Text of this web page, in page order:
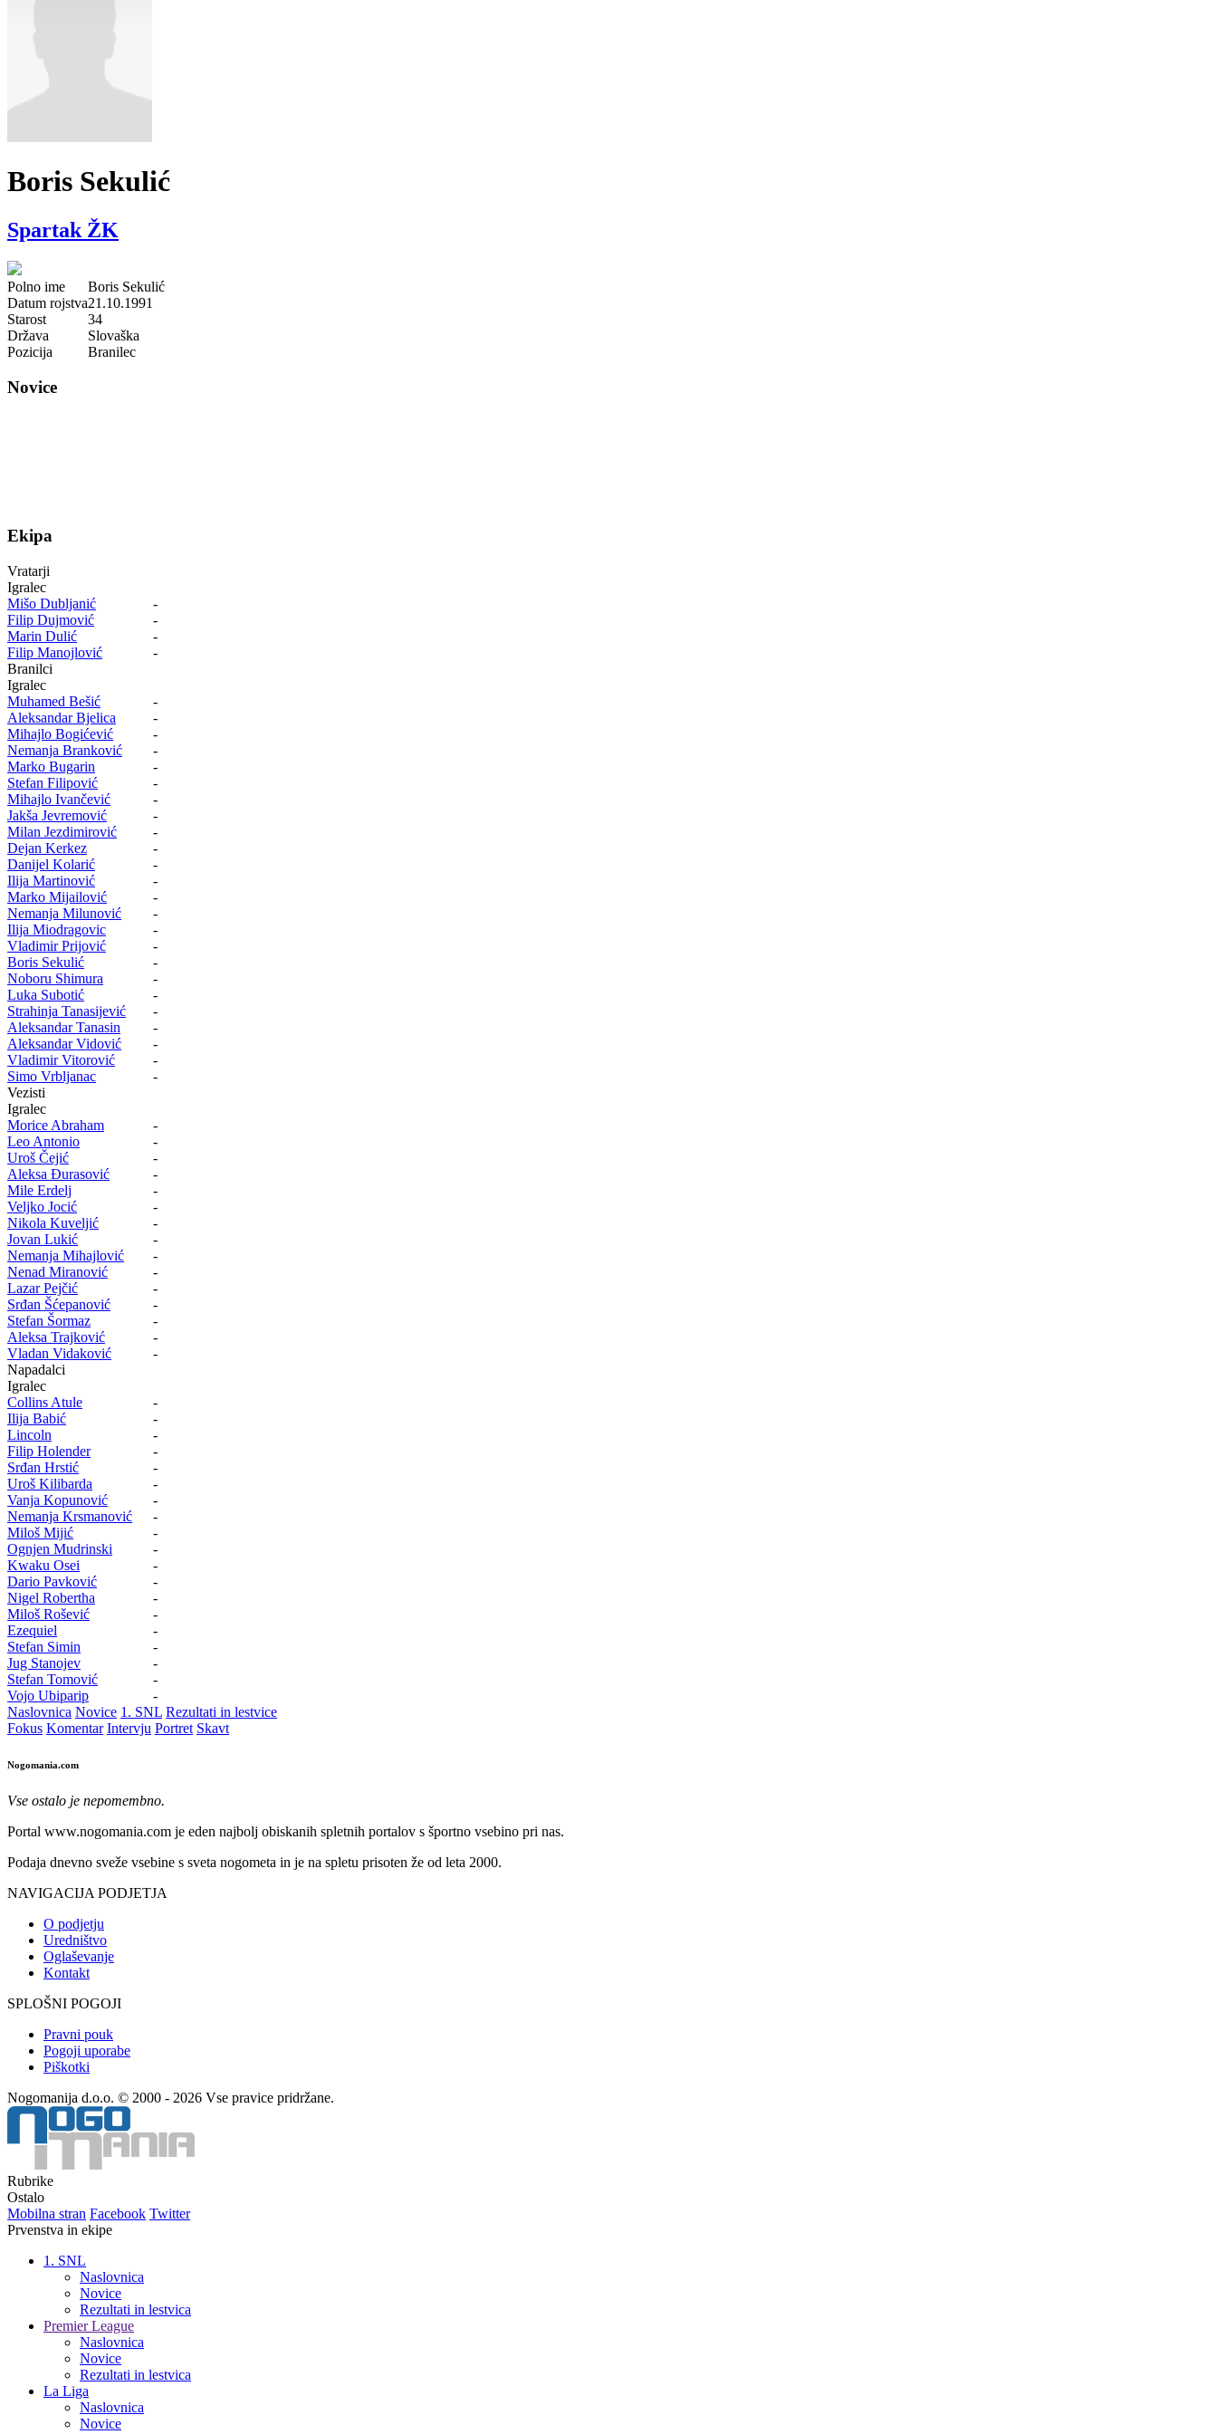
Boris Sekulić
Spartak ŽK
Polno ime
Boris Sekulić
Datum rojstva21.10.1991
Starost
34
Država
Slovaška
Pozicija
Branilec
Novice
Ekipa
Vratarji
Igralec
Mišo Dubljanić
-
Filip Dujmović
-
Marin Dulić
-
Filip Manojlović
-
Branilci
Igralec
Muhamed Bešić
-
Aleksandar Bjelica
-
Mihajlo Bogićević
-
Nemanja Branković
-
Marko Bugarin
-
Stefan Filipović
-
Mihajlo Ivančević
-
Jakša Jevremović
-
Milan Jezdimirović
-
Dejan Kerkez
-
Danijel Kolarić
-
Ilija Martinović
-
Marko Mijailović
-
Nemanja Milunović
-
Ilija Miodragovic
-
Vladimir Prijović
-
Boris Sekulić
-
Noboru Shimura
-
Luka Subotić
-
Strahinja Tanasijević
-
Aleksandar Tanasin
-
Aleksandar Vidović
-
Vladimir Vitorović
-
Simo Vrbljanac
-
Vezisti
Igralec
Morice Abraham
-
Leo Antonio
-
Uroš Čejić
-
Aleksa Đurasović
-
Mile Erdelj
-
Veljko Jocić
-
Nikola Kuveljić
-
Jovan Lukić
-
Nemanja Mihajlović
-
Nenad Miranović
-
Lazar Pejčić
-
Srđan Šćepanović
-
Stefan Šormaz
-
Aleksa Trajković
-
Vladan Vidaković
-
Napadalci
Igralec
Collins Atule
-
Ilija Babić
-
Lincoln
-
Filip Holender
-
Srđan Hrstić
-
Uroš Kilibarda
-
Vanja Kopunović
-
Nemanja Krsmanović
-
Miloš Mijić
-
Ognjen Mudrinski
-
Kwaku Osei
-
Dario Pavković
-
Nigel Robertha
-
Miloš Rošević
-
Ezequiel
-
Stefan Simin
-
Jug Stanojev
-
Stefan Tomović
-
Vojo Ubiparip
-
Naslovnica Novice 1. SNL Rezultati in lestvice
Fokus Komentar Intervju Portret Skavt
Nogomania.com
Vse ostalo je nepomembno.
Portal www.nogomania.com je eden najbolj obiskanih spletnih portalov s športno vsebino pri nas.
Podaja dnevno sveže vsebine s sveta nogometa in je na spletu prisoten že od leta 2000.
NAVIGACIJA PODJETJA
O podjetju
Uredništvo
Oglaševanje
Kontakt
SPLOŠNI POGOJI
Pravni pouk
Pogoji uporabe
Piškotki
Nogomanija d.o.o. © 2000 - 2026 Vse pravice pridržane.
Rubrike
Ostalo
Mobilna stran Facebook Twitter
Prvenstva in ekipe
1. SNL
Naslovnica
Novice
Rezultati in lestvica
Premier League
Naslovnica
Novice
Rezultati in lestvica
La Liga
Naslovnica
Novice